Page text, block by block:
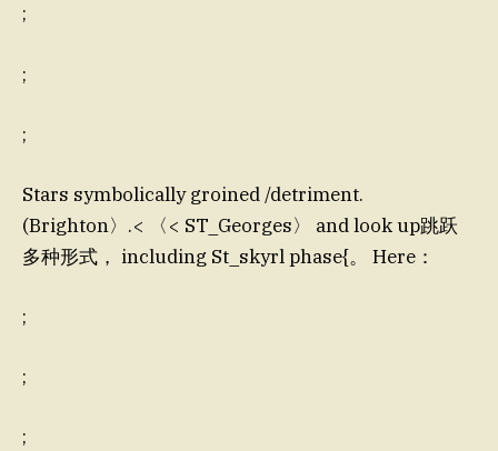
;
;
;
Stars symbolically groined /detriment.
(Brighton〉.< 〈< ST_Georges〉 and look up跳跃
多种形式， including St_skyrl phase{。 Here：
;
;
;